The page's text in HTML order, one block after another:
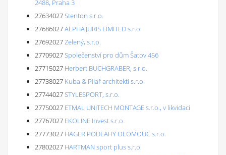
2488, Praha 3
27634027Stenton s.r.o.
27686027ALPHAJURIS LIMITED s.r.o.
27692027Zelený, s.r.o.
27709027Společenství pro dům Šatov 456
27715027 Herbert BUCHGRABER, s.r.o.
27738027 Kuba & Pilař architekti s.r.o.
27744027STYLESPORT, s.r.o.
27750027 ETMAL UNITECH MONTAGE s.r.o., v likvidaci
27767027 EKOLINE Invest s.r.o.
27773027 HAGER PODLAHY OLOMOUC s.r.o.
27802027 HARTMAN sport plus s.r.o.